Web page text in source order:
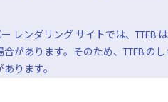
レンダリング サイトでは、TTFB
があります。そのため、TTFB の
ります。